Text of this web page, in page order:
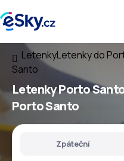
LetenkyLetenky do
Santo
Letenky Porto
Porto Santo
Zpáteční